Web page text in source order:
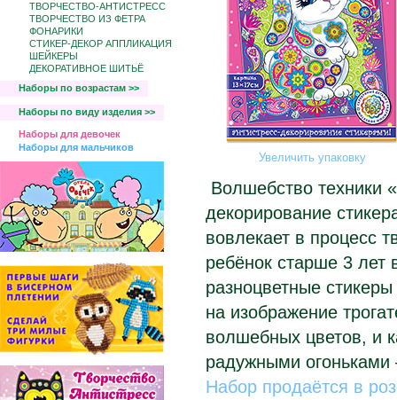
ТВОРЧЕСТВО-АНТИСТРЕСС
ТВОРЧЕСТВО ИЗ ФЕТРА
ФОНАРИКИ
СТИКЕР-ДЕКОР АППЛИКАЦИЯ
ШЕЙКЕРЫ
ДЕКОРАТИВНОЕ ШИТЬЁ
Наборы по возрастам >>
Наборы по виду изделия >>
Наборы для девочек
Наборы для мальчиков
Увеличить упаковку
Волшебство техники
декорирование
вовлекает в процесс
ребёнок старше 3 лет
разноцветные
на изображение
волшебных цветов, и
радужными огоньками
Набор продаётся в